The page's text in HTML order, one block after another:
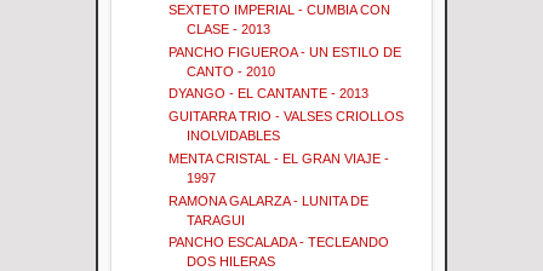
SEXTETO IMPERIAL - CUMBIA CON
CLASE - 2013
PANCHO FIGUEROA - UN ESTILO DE
CANTO - 2010
DYANGO - EL CANTANTE - 2013
GUITARRA TRIO - VALSES CRIOLLOS
INOLVIDABLES
MENTA CRISTAL - EL GRAN VIAJE -
1997
RAMONA GALARZA - LUNITA DE
TARAGUI
PANCHO ESCALADA - TECLEANDO
DOS HILERAS